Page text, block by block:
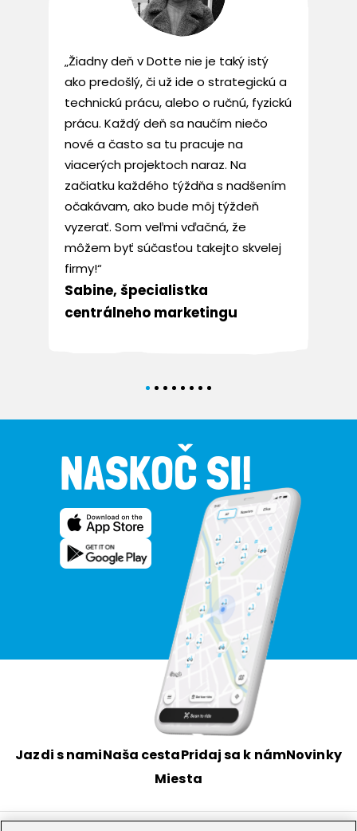
„Žiadny deň v Dotte nie je taký istý
ako predošlý, či už ide o strategickú a
technickú prácu, alebo o ručnú, fyzickú
prácu. Každý deň sa naučím niečo
nové a často sa tu pracuje na
viacerých projektoch naraz. Na
začiatku každého týždňa s nadšením
očakávam, ako bude môj týždeň
vyzerať. Som veľmi vďačná, že
môžem byť súčasťou takejto skvelej
firmy!“
Sabine, špecialistka
centrálneho marketingu
NASKOČ SI!
Jazdi s namiNaša cestaPridaj sa k námNovinky
Miesta